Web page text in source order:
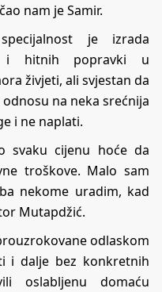
nam je Samir.
je izrada
i hitnih popravki u
živjeti, ali svjestan da
na neka srećnija
i ne naplati.
svaku cijenu hoće da
troškove. Malo sam
nekome uradim, kad
Mutapdžić.
odlaskom
i dalje bez konkretnih
oslabljenu domaću